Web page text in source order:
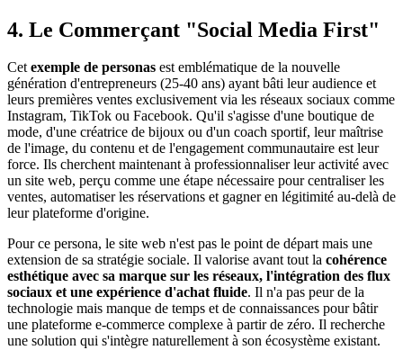
4. Le Commerçant "Social Media First"
Cetexemple de personas est emblématique de la nouvelle
génération d'entrepreneurs (25-40 ans) ayant bâti leur audience et
leurs premières ventes exclusivement via les réseaux sociaux comme
Instagram, TikTok ou Facebook. Qu'il s'agisse d'une boutique de
mode, d'une créatrice de bijoux ou d'un coach sportif, leur maîtrise
de l'image, du contenu et de l'engagement communautaire est leur
force. Ils cherchent maintenant à professionnaliser leur activité avec
un site web, perçu comme une étape nécessaire pour centraliser les
ventes, automatiser les réservations et gagner en légitimité au-delà de
leur plateforme d'origine.
Pour ce persona, le site web n'est pas le point de départ mais une
extension de sa stratégie sociale. Il valorise avant tout la cohérence
esthétique avec sa marque sur les réseaux, l'intégration des flux
sociaux et une expérience d'achat fluide. Il n'a pas peur de la
technologie mais manque de temps et de connaissances pour bâtir
une plateforme e-commerce complexe à partir de zéro. Il recherche
une solution qui s'intègre naturellement à son écosystème existant.